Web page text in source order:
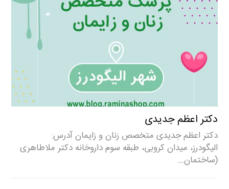
دکتر اعظم جدیدی
دکتر اعظم جدیدی متخصص زنان و زایمان آدرس:
الیگودرز، میدان کروبی، طبقه سوم داروخانه دکتر ملاطاهری
(ساختمان…